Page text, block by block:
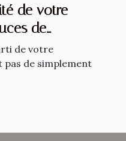
de votre
de
de votre
de simplement